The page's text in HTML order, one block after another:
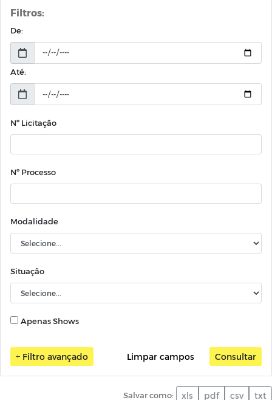
Filtros:
De:
Até:
Nº Licitação
Nº Processo
Modalidade
Situação
Apenas Shows
Filtro avançado Consultar
Limpar campos
Salvar como: xls pdf csv txt